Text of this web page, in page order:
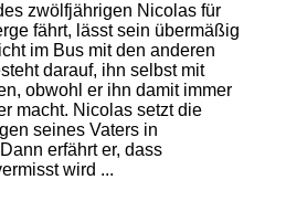
zwölfjährigen Nicolas für
fährt, lässt sein übermäßig
im Bus mit den anderen
darauf, ihn selbst mit
obwohl er ihn damit immer
macht. Nicolas setzt die
seines Vaters in
erfährt er, dass
wird ...